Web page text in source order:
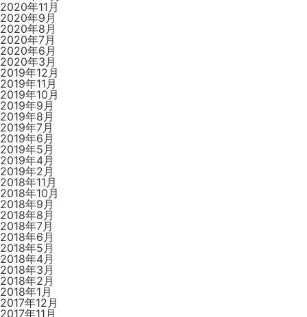
2020年11月
2020年9月
2020年8月
2020年7月
2020年6月
2020年3月
2019年12月
2019年11月
2019年10月
2019年9月
2019年8月
2019年7月
2019年6月
2019年5月
2019年4月
2019年2月
2018年11月
2018年10月
2018年9月
2018年8月
2018年7月
2018年6月
2018年5月
2018年4月
2018年3月
2018年2月
2018年1月
2017年12月
2017年11月